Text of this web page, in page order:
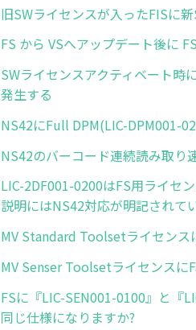
旧SWライセンスが入ったFISに
FS から VSへアップデート後に
SWライセンスアクティベート
発生する
NS42にFull DPM(LIC-DPM001-
NS42のバーコード連続読み取り
LIC-2DF001-0200はFS用ライセ
説明にはNS42対応が明記されて
MV Standard Toolsetライセンス
MV Senser Toolsetライセンスに
FSに『LIC-SEN001-0100』と『
同じ仕様になりますか?